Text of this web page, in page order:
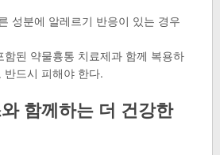
성분에 알레르기 반응이 있는 경우
함된 약물흉통 치료제과 함께 복용하
반드시 피해야 한다.
함께하는 더 건강한